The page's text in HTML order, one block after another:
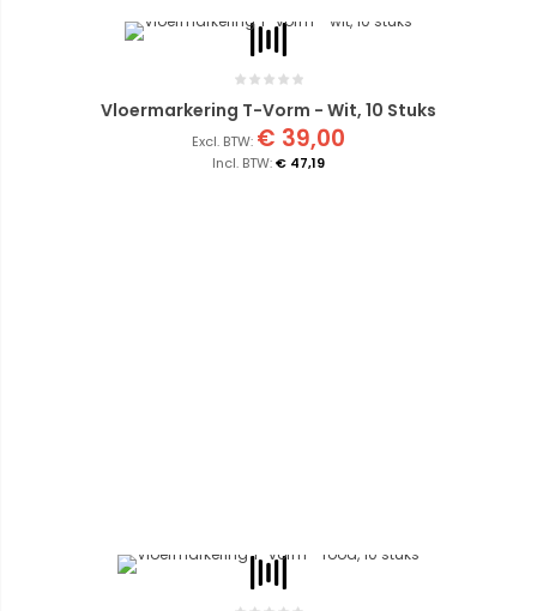
Vloermarkering T-Vorm - Wit, 10 Stuks
€ 47,19
€ 39,00